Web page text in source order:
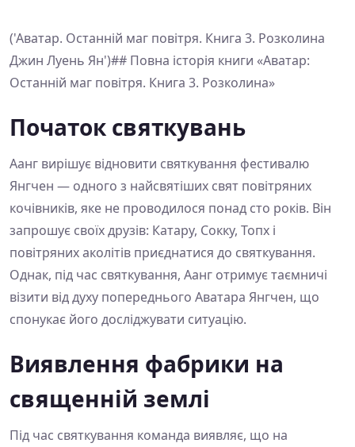
('Аватар. Останній маг повітря. Книга 3. Розколина
Джин Луень Ян')## Повна історія книги «Аватар:
Останній маг повітря. Книга 3. Розколина»
Початок святкувань
Аанг вирішує відновити святкування фестивалю
Янгчен — одного з найсвятіших свят повітряних
кочівників, яке не проводилося понад сто років. Він
запрошує своїх друзів: Катару, Сокку, Топх і
повітряних аколітів приєднатися до святкування.
Однак, під час святкування, Аанг отримує таємничі
візити від духу попереднього Аватара Янгчен, що
спонукає його досліджувати ситуацію.
Виявлення фабрики на
священній землі
Під час святкування команда виявляє, що на